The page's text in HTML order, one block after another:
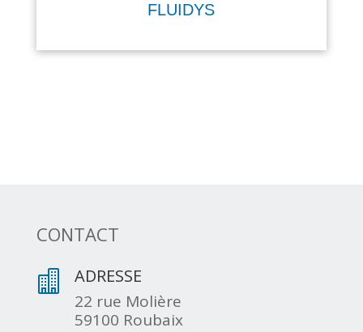
FLUIDYS
CONTACT
 ADRESSE
22 rue Molière
59100 Roubaix